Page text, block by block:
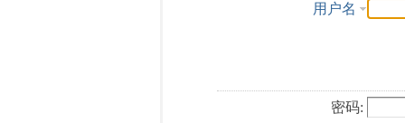
用户名
密码: